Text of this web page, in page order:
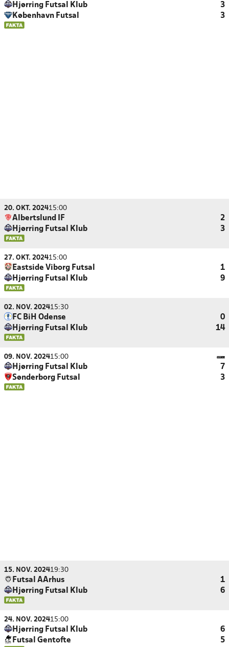
Hjørring Futsal Klub
3
København Futsal
3
20. OKT. 202415:00
Albertslund IF
2
Hjørring Futsal Klub
3
27. OKT. 202415:00
Eastside Viborg Futsal
1
Hjørring Futsal Klub
9
02. NOV. 202415:30
FC BiH Odense
0
Hjørring Futsal Klub
14
09. NOV. 202415:00
Hjørring Futsal Klub
7
Sønderborg Futsal
3
15. NOV. 202419:30
Futsal AArhus
1
Hjørring Futsal Klub
6
24. NOV. 202415:00
Hjørring Futsal Klub
6
Futsal Gentofte
5